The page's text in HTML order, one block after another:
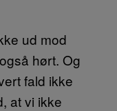
ud mod
hørt. Og
fald ikke
at vi ikke